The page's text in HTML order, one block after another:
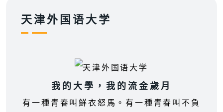
天津外国语大学
我的大學，我的流金歲月
有一種青春叫鮮衣怒馬。有一種青春叫不負